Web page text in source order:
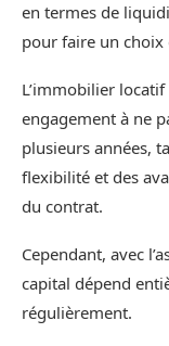
en termes de
pour faire un choix
L’immobilier
engagement à ne
plusieurs années,
flexibilité et des
du contrat.
Cependant, avec
capital dépend
régulièrement.